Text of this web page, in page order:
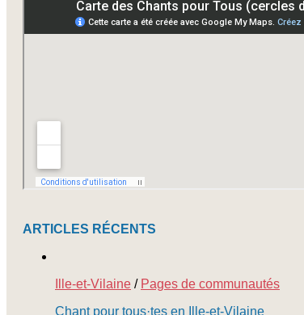
newsletters
ARTICLES RÉCENTS
Ille-et-Vilaine / Pages de communautés
Chant pour tous·tes en Ille-et-Vilaine